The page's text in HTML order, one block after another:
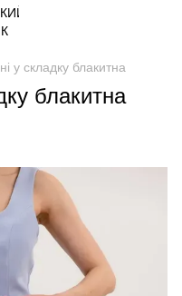
у складку блакитна
блакитна